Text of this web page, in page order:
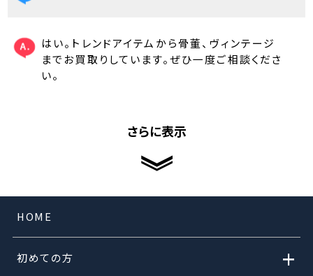
はい。トレンドアイテムから骨董、ヴィンテージ
までお買取りしています。ぜひ一度ご相談くださ
い。
さらに表示
HOME
初めての方 +